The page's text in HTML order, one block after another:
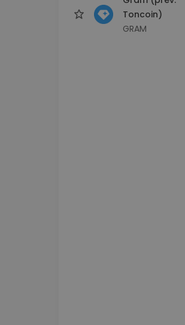
Toncoin)
GRAM